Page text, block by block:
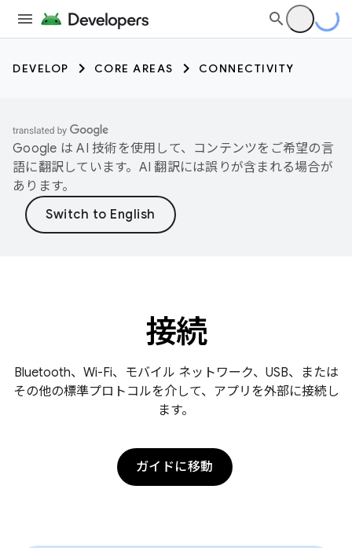
DEVELOP CORE AREAS CONNECTIVITY
Google は AI 技術を使用して、コンテンツをご希望の言
語に翻訳しています。AI 翻訳には誤りが含まれる場合が
あります。
接続
Bluetooth、Wi-Fi、モバイル ネットワーク、USB、または
その他の標準プロトコルを介して、アプリを外部に接続し
ます。
ガイドに移動